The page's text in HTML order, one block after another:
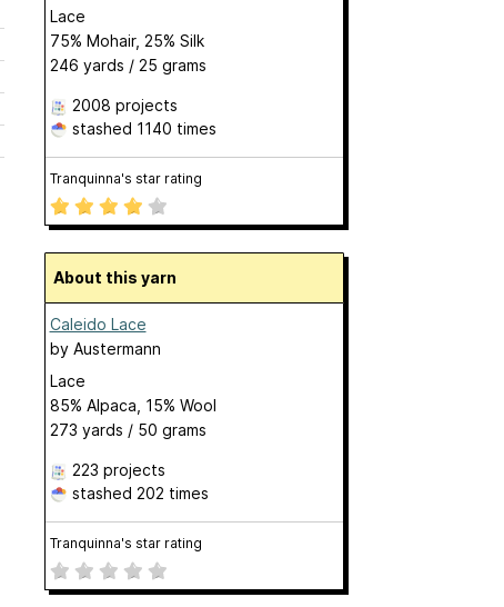
Lace
75% Mohair, 25% Silk
246 yards / 25 grams
2008 projects
stashed 1140 times
Tranquinna's star rating
About this yarn
Caleido Lace
by Austermann
Lace
85% Alpaca, 15% Wool
273 yards / 50 grams
223 projects
stashed 202 times
Tranquinna's star rating